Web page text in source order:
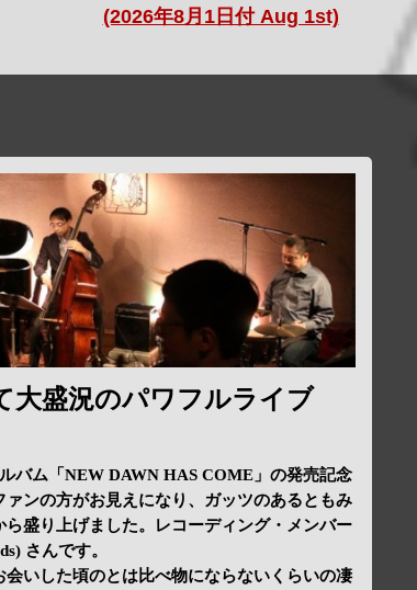
(2026年8月1日付 Aug 1st)
大盛況のパワフルライブ
バム「NEW DAWN HAS COME」の発売記念
ンの方がお見えになり、ガッツのあるともみ
盛り上げました。レコーディング・メンバー
さんです。
いした頃のとは比べ物にならないくらいの凄